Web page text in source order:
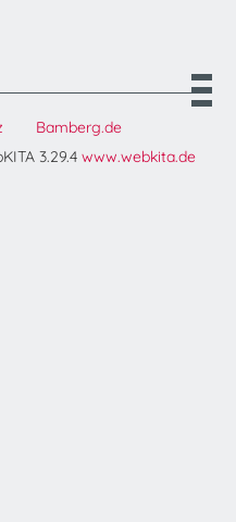
Bamberg.de
3.29.4 www.webkita.de